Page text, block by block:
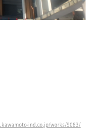
ind.co.jp/works/9083/）